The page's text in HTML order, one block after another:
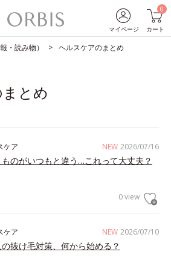
マイページ
0
カート
・読み物） ヘルスケアのまとめ
とめ
NEW 2026/07/16
ケア
ものがいつもと違う…これって大丈夫？
0 view
NEW 2026/07/10
ケア
の抜け毛対策、何から始める？